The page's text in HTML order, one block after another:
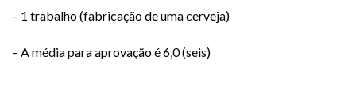
– 1 trabalho (fabricação de uma cerveja)
– A média para aprovação é 6,0 (seis)